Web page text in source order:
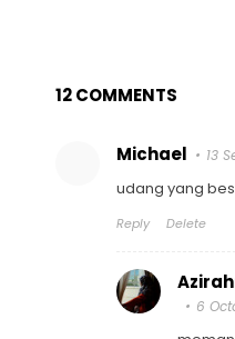
12 COMMENTS
Michael 13
udang yang
Reply Delete
6